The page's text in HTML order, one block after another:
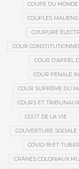
COUPE DU MONDE
COUPLES MALIENS
COUPURE
COUR
COUR D’APPEL
COUR PÉNALE
COUR SUPRÊME DU
COURS ET
COÛT DE LA VIE
COUVERTURE SOCIALE
COVID-19 ET
CRÂNES COLONIAUX